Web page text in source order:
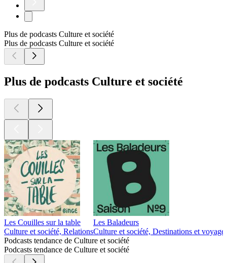
Plus de podcasts Culture et société
Plus de podcasts Culture et société
Plus de podcasts Culture et société
Les Couilles sur la table
Culture et société, Relations
Les Baladeurs
Culture et société, Destinations et
Podcasts tendance de Culture et société
Podcasts tendance de Culture et société